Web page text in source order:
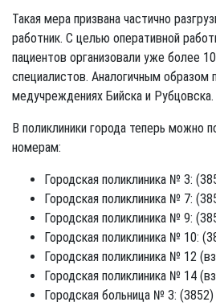
Такая мера призвана частично
работник. С целью оперативной
пациентов организовали уже более
специалистов. Аналогичным образом
медучреждениях Бийска и Рубцовска.
В поликлиники города теперь можно
номерам:
Городская поликлиника № 3:
Городская поликлиника № 7:
Городская поликлиника № 9:
Городская поликлиника № 10:
Городская поликлиника № 12
Городская поликлиника № 14
Городская больница № 3: